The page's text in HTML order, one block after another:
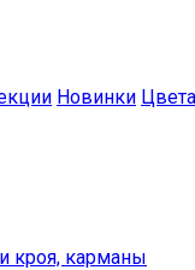
Новинки Цвета
кроя, карманы